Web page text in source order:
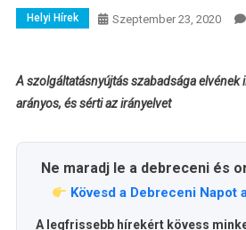
Helyi Hírek Szeptember 23, 2020
A szolgáltatásnyújtás szabadsága elvének
arányos, és sérti az irányelvet
Ne maradj le a debreceni és
Kövesd a Debreceni Napot
A legfrissebb hírekért kövess